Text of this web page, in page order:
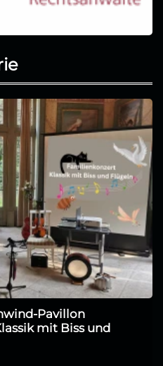
Pavillon
mit Biss und